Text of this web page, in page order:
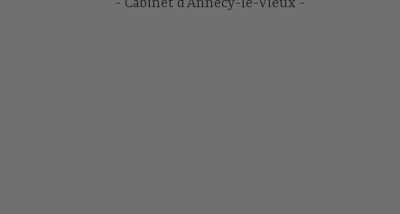
Cabinet d’Annecy-le-Vieux